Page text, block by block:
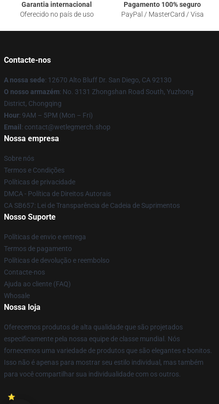
Garantia internacional
Oferecido no país de uso
Pagamento 100% seguro
PayPal / MasterCard / Visa
Contacte-nos
A nossa sede: 12670 Alto Bluff Dr. San Diego, CA 92130
O nosso armazém: No. 3131 Zhongshan Road South, Yuzhong
District, Chongqing
Hour: 9AM – 5PM (Mon – Fri)
Email : contact@wetlegmerch.shop
Nossa empresa
Sobre nós
Termos e Condições
Políticas de privacidade
DMCA - Política de Direitos Autorais
CA SB657: Lei de Transparência de Cadeia de Suprimentos
Nosso Suporte
Políticas de envio e entrega
Termos de pagamento
Políticas de devolução e reembolso
Contacte-nos
Ajuda ao cliente (FAQ)
Whosale
Nossa loja
Oferecemos produtos de alta qualidade que são projetados
especificamente pela nossa equipe de classe mundial. Nós
fornecemos uma variedade de produtos que são elegantes e bonitos.
Isso não é apenas para mostrar seu estilo individual, mas também
para você compartilhar sua individualidade com os outros.